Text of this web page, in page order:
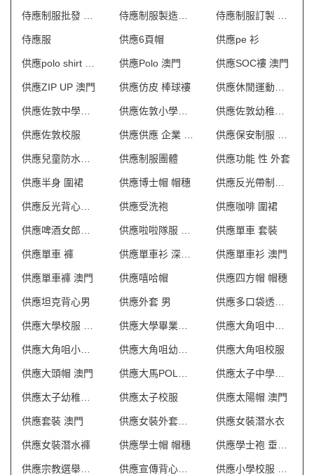
侍應制服製造商 澳門
侍應服 供應6頁帽 供應pe 衫
供應Polo 澳門 供應SOC褸 澳門
供應ZIP UP 澳門 供應仿皮 棒球褸
供應佐敦小學校服
供應佐敦校服
供應制服團體 供應功能 性 外套
供應半身 圍裙 供應博士帽 帽穗
供應受洗袍 供應咖啡 圍裙
供應單車 套裝
供應單車 褲 供應單車衫 深水埗 供應單車衫 澳門
供應單車褲 澳門 供應嘻哈帽 供應四方帽 帽穗
供應坦克背心男 供應外套 男
供應大學畢業袍 澳門
供應大角咀校服
供應大頭帽 澳門
供應太子校服 供應太陽帽 澳門
供應套裝 澳門 供應女裝外套批發 供應女裝潛水衣
供應女裝潛水褲 供應學士帽 帽穗
供應宣傳背心外套